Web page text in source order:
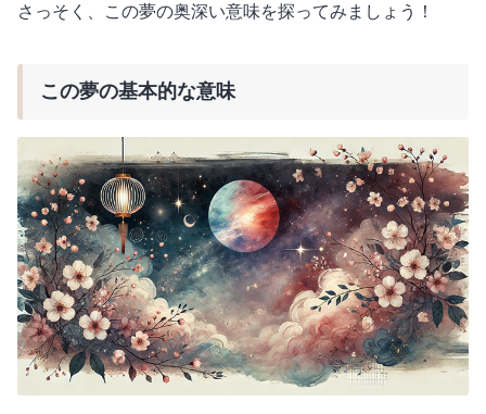
さっそく、この夢の奥深い意味を探ってみましょう！
この夢の基本的な意味